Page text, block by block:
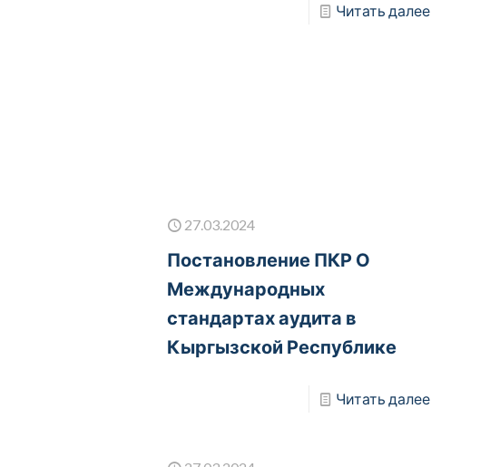
Читать далее
27.03.2024
Постановление ПКР О
Международных
стандартах аудита в
Кыргызской Республике
Читать далее